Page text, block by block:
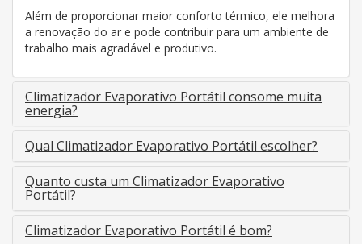
Além de proporcionar maior conforto térmico, ele melhora
a renovação do ar e pode contribuir para um ambiente de
trabalho mais agradável e produtivo.
Climatizador Evaporativo Portátil consome muita
energia?
Qual Climatizador Evaporativo Portátil escolher?
Quanto custa um Climatizador Evaporativo
Portátil?
Climatizador Evaporativo Portátil é bom?